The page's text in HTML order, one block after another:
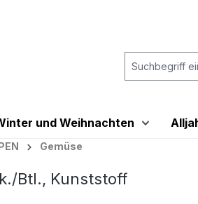
und Weihnachten
Gemüse
Btl., Kunststoff